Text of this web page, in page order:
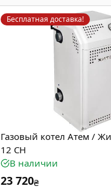
Бесплатная доставка!
Газовый котел Атем /
12 СН
В наличии
23 720₴